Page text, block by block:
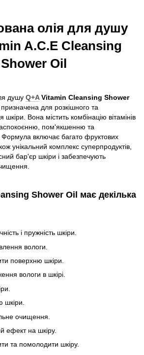
олія для душу
A.C.E Cleansing
Shower Oil
душу Q+AVitamin Cleansing Shower
призначена для розкішного та
Вона містить комбінацію вітамінів
пом'якшенню та
включає багато фруктових
унікальний комплекс суперпродуктів,
бар'єр шкіри і забезпечують
Shower Oil має декілька
і пружність шкіри.
вологи.
поверхню шкіри.
вологи в шкірі.
шкіри.
очищення.
ефект на шкіру.
та помолодити шкіру.